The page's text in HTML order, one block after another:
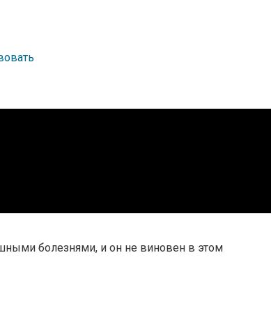
болезнями, и он не виновен в этом